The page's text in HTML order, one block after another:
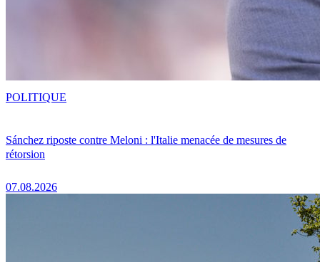
Sánchez riposte contre Meloni : l'Italie menacée de mesures de
rétorsion
07.08.2026
POLITIQUE